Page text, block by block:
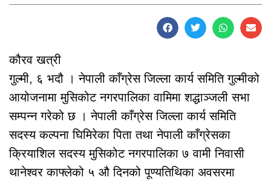
कौरव खत्री
गुल्मी, ६ भदौ । नेपाली काँग्रेस जिल्ला कार्य समिति गुल्मीको
आयोजनामा मुसिकोट नगरपालिका वामिमा शद्धाञ्जली सभा
सम्पन्न गरेको छ । नेपाली काँग्रेस जिल्ला कार्य समिति
सदस्य कल्पना घिमिरेका पिता तथा नेपाली काँग्रेसका
क्रियाशिल सदस्य मुसिकोट नगरपालिका ७ वामी निवासी
थानेश्वर काफ्लेको ५ औ दिनको पूण्यतिथिका अवसरमा